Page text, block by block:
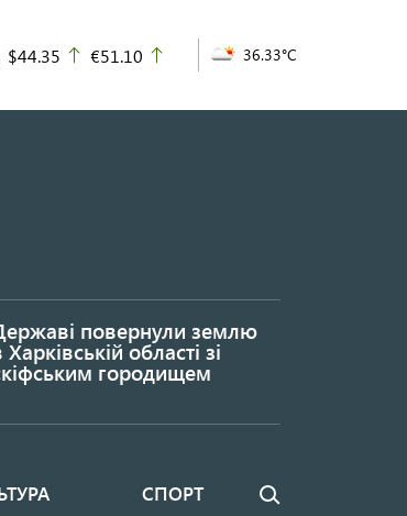
$44.35 up
€51.10 36.33°C
повернули землю
Харківській області зі
городищем
СПОРТ Пошук